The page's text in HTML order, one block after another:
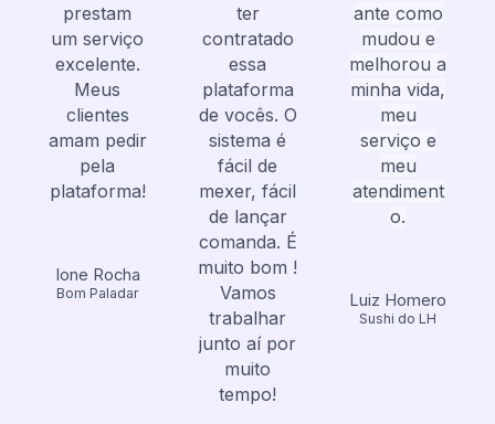
prestam
um serviço
excelente.
Meus
clientes
amam pedir
pela
plataforma!
Ione Rocha
Bom Paladar
ter
contratado
essa
plataforma
de vocês. O
sistema é
fácil de
mexer, fácil
de lançar
comanda. É
muito bom !
Vamos
trabalhar
junto aí por
muito
tempo!
ante como
mudou e
melhorou a
minha vida,
meu
serviço e
meu
atendiment
o.
Luiz Homero
Sushi do LH